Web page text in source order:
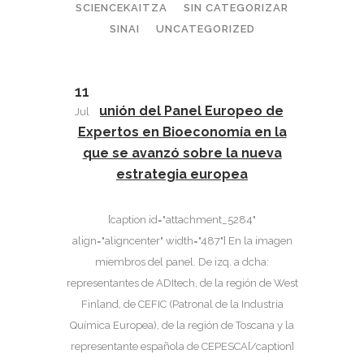
SCIENCEKAITZA
SIN CATEGORIZAR
SINAI
UNCATEGORIZED
11
JulReunión del Panel Europeo de
Expertos en Bioeconomía en la
que se avanzó sobre la nueva
estrategia europea
[caption id="attachment_5284"
align="aligncenter" width="487"] En la imagen
miembros del panel. De izq. a dcha:
representantes de ADItech, de la región de West
Finland, de CEFIC (Patronal de la Industria
Química Europea), de la región de Toscana y la
representante española de CEPESCA[/caption]